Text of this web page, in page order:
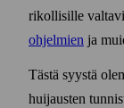
rikollisille
ohjelmien ja
Tästä syystä
huijausten